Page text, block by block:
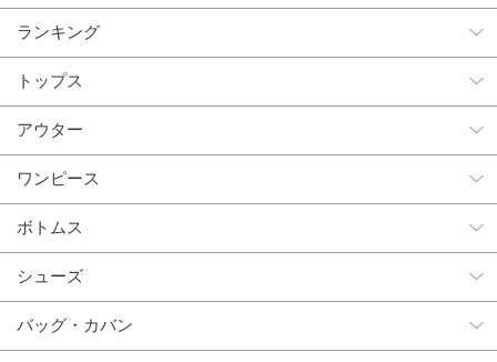
ランキング
トップス
アウター
ワンピース
ボトムス
シューズ
バッグ・カバン